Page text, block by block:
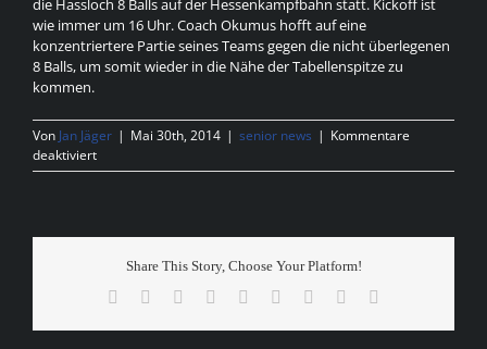
die Hassloch 8 Balls auf der Hessenkampfbahn statt. Kickoff ist
wie immer um 16 Uhr. Coach Okumus hofft auf eine
konzentriertere Partie seines Teams gegen die nicht überlegenen
8 Balls, um somit wieder in die Nähe der Tabellenspitze zu
kommen.
Von Jan Jäger | Mai 30th, 2014 | senior news | Kommentare
deaktiviertfür
Rückschlag
Share This Story, Choose Your Platform!
Facebook Reddit LinkedInWhatsApp
TumblrPinterest